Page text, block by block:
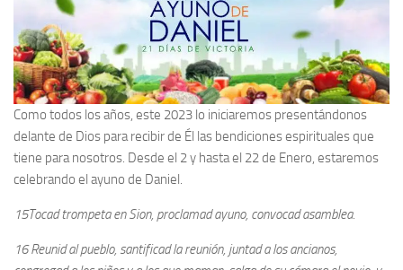
Como todos los años, este 2023 lo iniciaremos presentándonos
delante de Dios para recibir de Él las bendiciones espirituales que
tiene para nosotros. Desde el 2 y hasta el 22 de Enero, estaremos
celebrando el ayuno de Daniel.
15Tocad trompeta en Sion, proclamad ayuno, convocad asamblea.
16 Reunid al pueblo, santificad la reunión, juntad a los ancianos,